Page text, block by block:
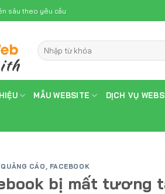
sâu theo yêu cầu
Tìm
kiếm:
MẪU WEBSITE DỊCH VỤ
CÁO , FACEBOOK
bị mất tương